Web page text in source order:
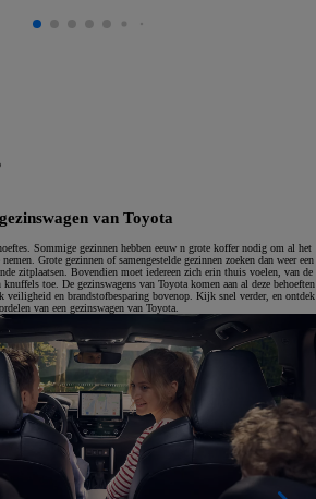
van Toyota
Sommige gezinnen hebben eeuw n grote koffer nodig om al het
Grote gezinnen of samengestelde gezinnen zoeken dan weer een
zitplaatsen. Bovendien moet iedereen zich erin thuis voelen, van de
toe. De gezinswagens van Toyota komen aan al deze behoeften
veiligheid en brandstofbesparing bovenop. Kijk snel verder, en ontdek
van een gezinswagen van Toyota.